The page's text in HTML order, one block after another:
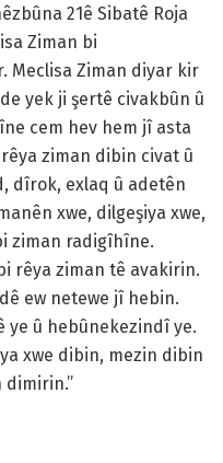
21ê Sibatê Roja
Ziman bi
Meclisa Ziman diyar kir
yek ji şertê civakbûn û
cem hev hem jî asta
ziman dibin civat û
dîrok, exlaq û adetên
xwe, dilgeşiya xwe,
ziman radigîhîne.
rêya ziman tê avakirin.
ew netewe jî hebin.
û hebûnekezindî ye.
xwe dibin, mezin dibin
dimirin.”